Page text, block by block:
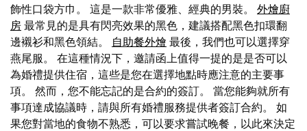
飾性口袋方巾。 這是一款非常優雅、經典的男裝。 外燴廚
房 最常見的是具有閃亮效果的黑色，建議搭配黑色扣環翻
邊襯衫和黑色領結。
自助餐外燴 最後，我們也可以選擇穿
燕尾服。 在這種情況下，邀請函上值得一提的是是否可以
為婚禮提供住宿，這些是您在選擇地點時應注意的主要事
項。 然而，您不能忘記的是合約的簽訂。 當您能夠就所有
事項達成協議時，請與所有婚禮服務提供者簽訂合約。 如
果您對當地的食物不熟悉，可以要求嘗試晚餐，以此來決定